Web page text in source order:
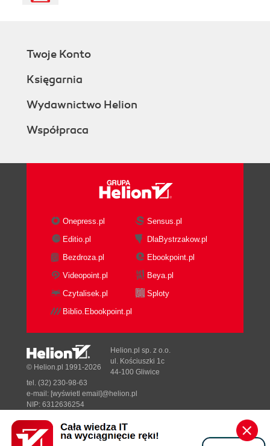
Twoje Konto
Księgarnia
Wydawnictwo Helion
Współpraca
Onepress.pl
Sensus.pl
Editio.pl
DlaBystrzakow.pl
Bezdroza.pl
Ebookpoint.pl
Videopoint.pl
Beya.pl
Czytalisek.pl
Sploty
Biblio.Ebookpoint.pl
Designed with ♥ byTonik.pl
© Helion.pl 1991-2026
Helion.pl sp. z o.o.
ul. Kościuszki 1c
44-100 Gliwice
tel. (32) 230-98-63
e-mail: [wyświetl email]@helion.pl
NIP: 6312636254